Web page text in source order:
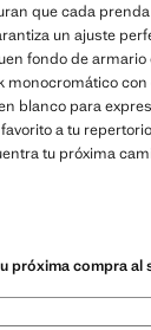
que cada
un ajuste
fondo de
monocromático con
blanco para
a tu
tu próxima
próxima compra